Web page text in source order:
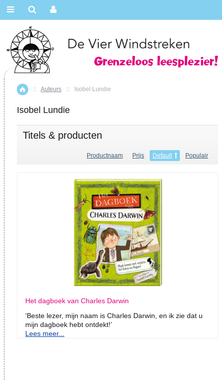
Home
:: Auteurs :: Isobel Lundie
Isobel Lundie
Titels & producten
Productnaam Prijs Default Populair
Het dagboek van Charles Darwin
‘Beste lezer, mijn naam is Charles Darwin, en ik zie dat u
mijn dagboek hebt ontdekt!’
Lees meer...